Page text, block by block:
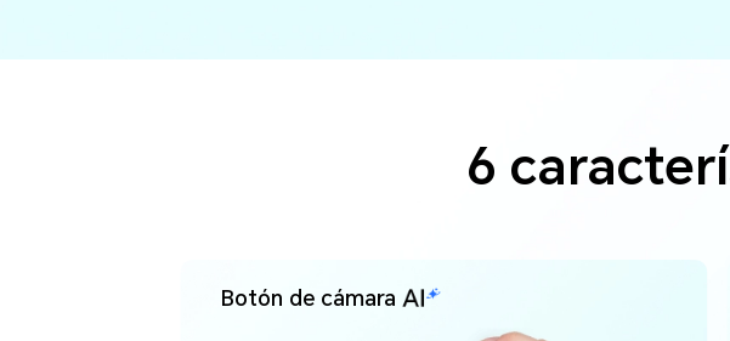
6
Botón de cámara